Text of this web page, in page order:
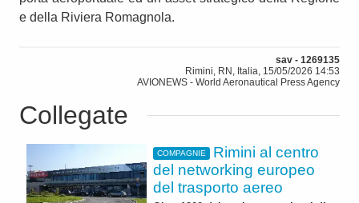
e della Riviera Romagnola.
sav - 1269135
Rimini, RN, Italia, 15/05/2026 14:53
AVIONEWS - World Aeronautical Press Agency
Collegate
COMPAGNIE
Rimini al centro
del networking europeo
del trasporto aereo